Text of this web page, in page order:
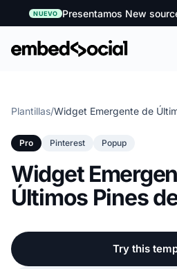
NUEVO Presentamos New
Plantillas/Widget Emergente de
Pro Pinterest Popup
Widget
Últimos Pines
Try this